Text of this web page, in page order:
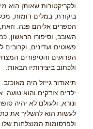
ולקריקטורות שאותן הוא
ביקורת, במלים דומות,
הספרים אליהם פנה.
השובב, וסיפורו הראשון,
פשוטים ועדינים,
הפרועים והסיפורים
ולכתוב ביצירותיו הבאות.
תיאודור גייזל היה
ילדים צודקים והוא טועה.
ונורא, ולעולם לא יהיה
לעשות הוא להשליך את
ולפרסומות המוצלחות שלו